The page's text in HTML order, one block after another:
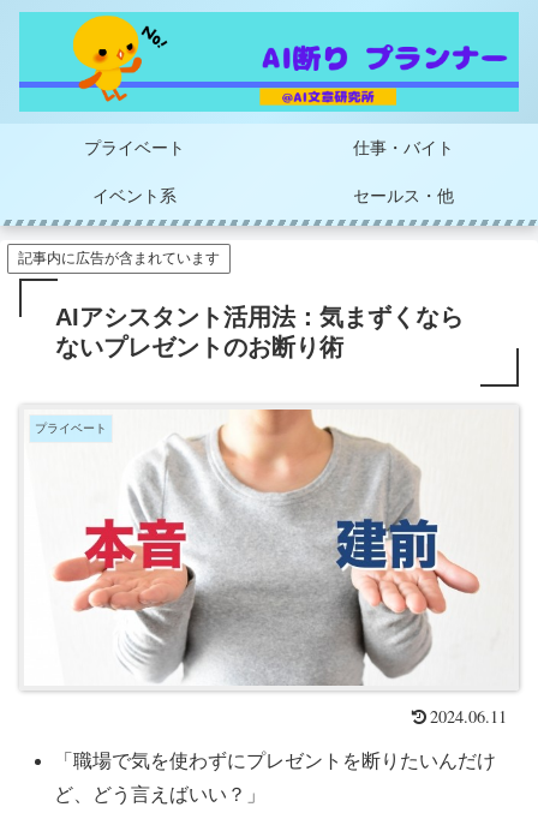
プライベート 仕事・バイト
イベント系 セールス・他
記事内に広告が含まれています
AIアシスタント活用法：気まずくなら
ないプレゼントのお断り術
プライベート
2024.06.11
「職場で気を使わずにプレゼントを断りたいんだけ
ど、どう言えばいい？」